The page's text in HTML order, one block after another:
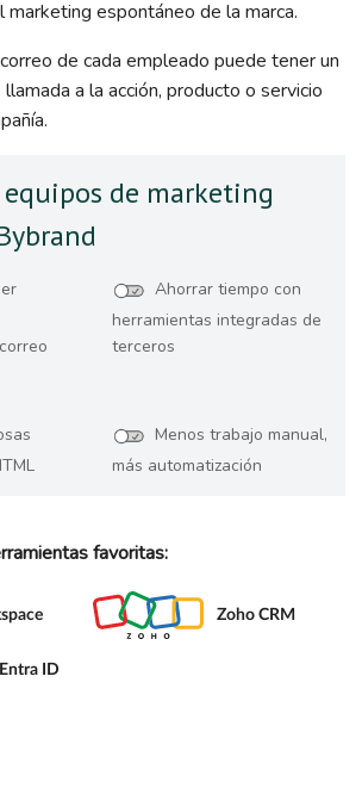
marketing espontáneo de la marca.
de cada empleado puede tener un
a la acción, producto o servicio
equipos de marketing
Ahorrar tiempo con
herramientas integradas de
terceros
Menos trabajo manual,
más automatización
favoritas:
Zoho CRM
ID